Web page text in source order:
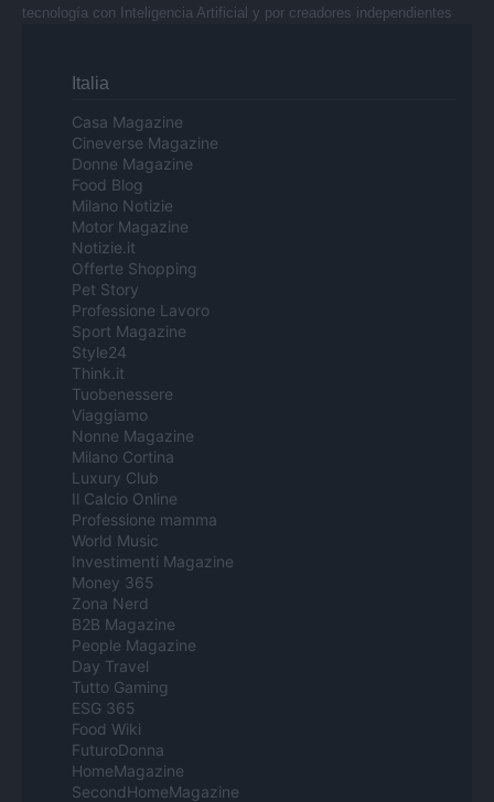
tecnología con Inteligencia Artificial y por creadores independientes
Italia
Casa Magazine
Cineverse Magazine
Donne Magazine
Food Blog
Milano Notizie
Motor Magazine
Notizie.it
Offerte Shopping
Pet Story
Professione Lavoro
Sport Magazine
Style24
Think.it
Tuobenessere
Viaggiamo
Nonne Magazine
Milano Cortina
Luxury Club
Il Calcio Online
Professione mamma
World Music
Investimenti Magazine
Money 365
Zona Nerd
B2B Magazine
People Magazine
Day Travel
Tutto Gaming
ESG 365
Food Wiki
FuturoDonna
HomeMagazine
SecondHomeMagazine